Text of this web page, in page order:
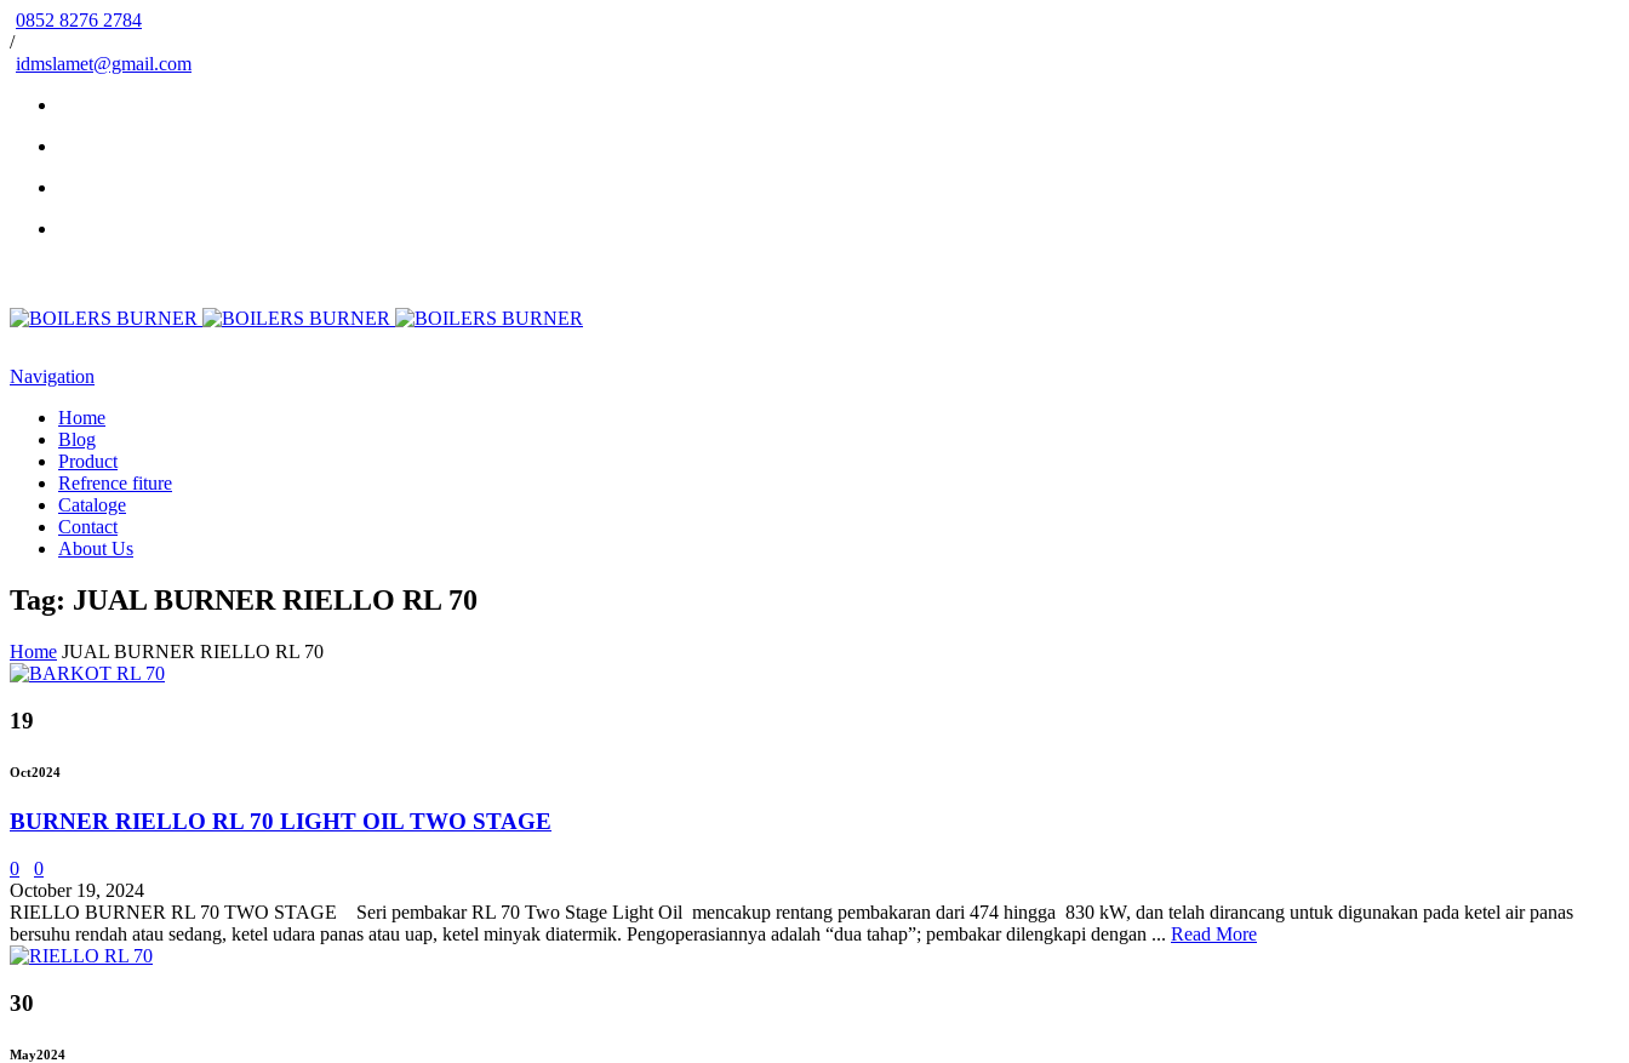
0852 8276 2784
/
idmslamet@gmail.com
Navigation
Home
Blog
Product
Refrence fiture
Cataloge
Contact
About Us
Tag: JUAL BURNER RIELLO RL 70
Home JUAL BURNER RIELLO RL 70
19
Oct2024
BURNER RIELLO RL 70 LIGHT OIL TWO STAGE
0
0
October 19, 2024
RIELLO BURNER RL 70 TWO STAGE Seri pembakar RL 70 Two Stage Light Oil mencakup rentang pembakaran dari 474 hingga 830 kW, dan telah dirancang untuk digunakan pada ketel air panas
bersuhu rendah atau sedang, ketel udara panas atau uap, ketel minyak diatermik. Pengoperasiannya adalah “dua tahap”; pembakar dilengkapi dengan ... Read More
30
May2024